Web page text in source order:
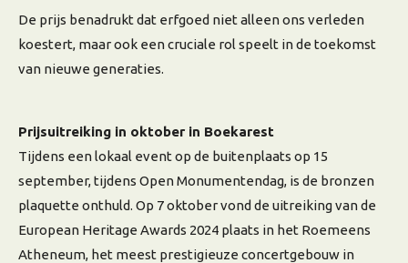
De prijs benadrukt dat erfgoed niet alleen ons verleden
koestert, maar ook een cruciale rol speelt in de toekomst
van nieuwe generaties.
Prijsuitreiking in oktober in Boekarest
Tijdens een lokaal event op de buitenplaats op 15
september, tijdens Open Monumentendag, is de bronzen
plaquette onthuld. Op 7 oktober vond de uitreiking van de
European Heritage Awards 2024 plaats in het Roemeens
Atheneum, het meest prestigieuze concertgebouw in